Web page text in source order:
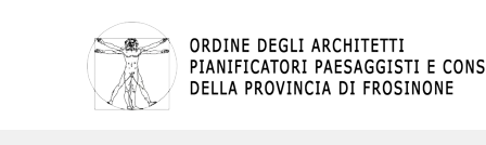
Vai al menu di navigazione
Vai al footer